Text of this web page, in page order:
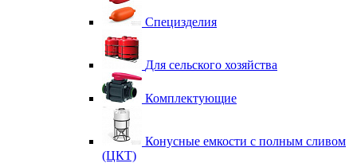
Специзделия
Для сельского хозяйства
Комплектующие
Конусные емкости с полным сливом
(ЦКТ)